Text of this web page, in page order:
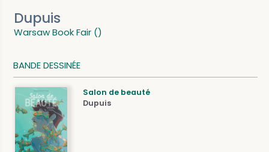
Dupuis
Warsaw Book Fair ()
BANDE DESSINÉE
Salon de beauté
Dupuis